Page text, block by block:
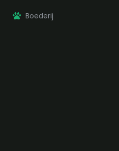
Boederij